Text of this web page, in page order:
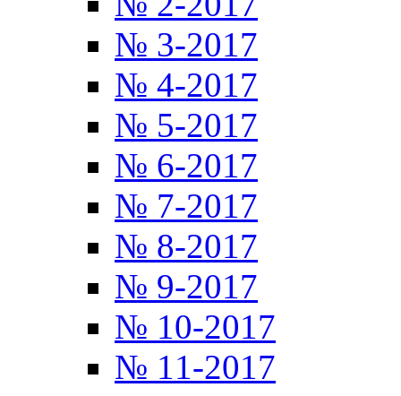
№ 3-2017
№ 4-2017
№ 5-2017
№ 6-2017
№ 7-2017
№ 8-2017
№ 9-2017
№ 10-2017
№ 11-2017